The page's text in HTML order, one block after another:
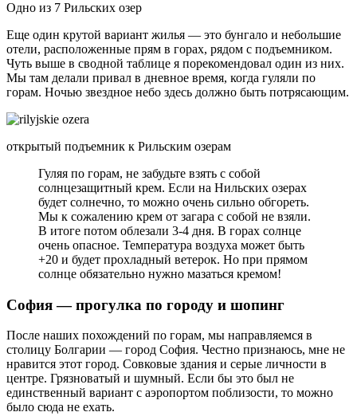
Одно из 7 Рильских озер
Еще один крутой вариант жилья — это бунгало и небольшие
отели, расположенные прям в горах, рядом с подъемником.
Чуть выше в сводной таблице я порекомендовал один из них.
Мы там делали привал в дневное время, когда гуляли по
горам. Ночью звездное небо здесь должно быть потрясающим.
открытый подъемник к Рильским озерам
Гуляя по горам, не забудьте взять с собой
солнцезащитный крем. Если на Нильских озерах
будет солнечно, то можно очень сильно обгореть.
Мы к сожалению крем от загара с собой не взяли.
В итоге потом облезали 3-4 дня. В горах солнце
очень опасное. Температура воздуха может быть
+20 и будет прохладный ветерок. Но при прямом
солнце обязательно нужно мазаться кремом!
София — прогулка по городу и шопинг
После наших похождений по горам, мы направляемся в
столицу Болгарии — город София. Честно признаюсь, мне не
нравится этот город. Совковые здания и серые личности в
центре. Грязноватый и шумный. Если бы это был не
единственный вариант с аэропортом поблизости, то можно
было сюда не ехать.